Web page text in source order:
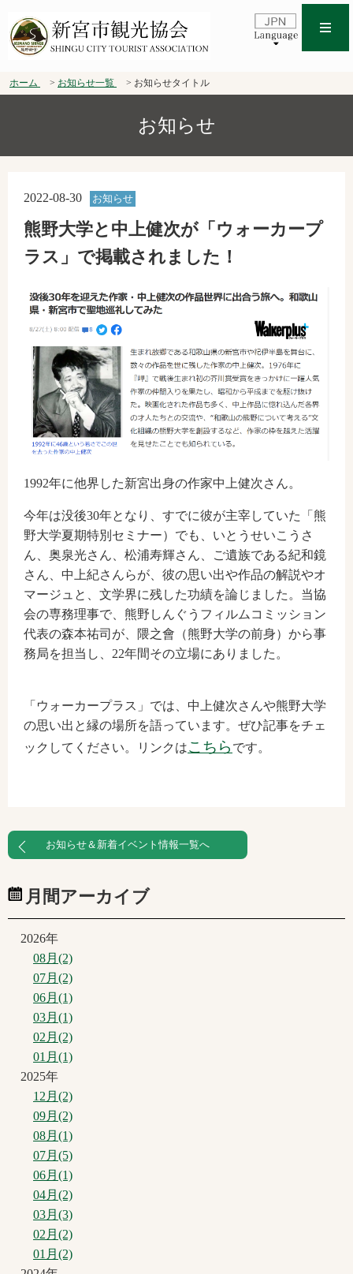
ホーム お知らせ一覧 お知らせタイトル
お知らせ
2022-08-30 お知らせ
熊野大学と中上健次が「ウォーカープ
ラス」で掲載されました！
1992年に他界した新宮出身の作家中上健次さん。
今年は没後30年となり、すでに彼が主宰していた「熊
野大学夏期特別セミナー）でも、いとうせいこうさ
ん、奥泉光さん、松浦寿輝さん、ご遺族である紀和鏡
さん、中上紀さんらが、彼の思い出や作品の解説やオ
マージュと、文学界に残した功績を論じました。当協
会の専務理事で、熊野しんぐうフィルムコミッション
代表の森本祐司が、隈之會（熊野大学の前身）から事
務局を担当し、22年間その立場にありました。
「ウォーカープラス」では、中上健次さんや熊野大学
の思い出と縁の場所を語っています。ぜひ記事をチェ
ックしてください。リンクはこちら です。
お知らせ＆新着イベント情報一覧へ
月間アーカイブ
2026年
08月(2)
07月(2)
06月(1)
03月(1)
02月(2)
01月(1)
2025年
12月(2)
09月(2)
08月(1)
07月(5)
06月(1)
04月(2)
03月(3)
02月(2)
01月(2)